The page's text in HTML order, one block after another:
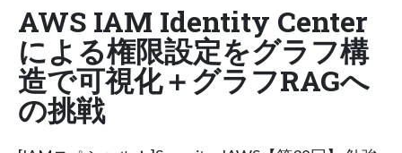
AWS IAM Identity Center
による権限設定をグラフ構
造で可視化＋グラフRAGへ
の挑戦